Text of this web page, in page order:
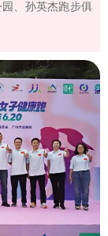
、孙英杰跑步俱